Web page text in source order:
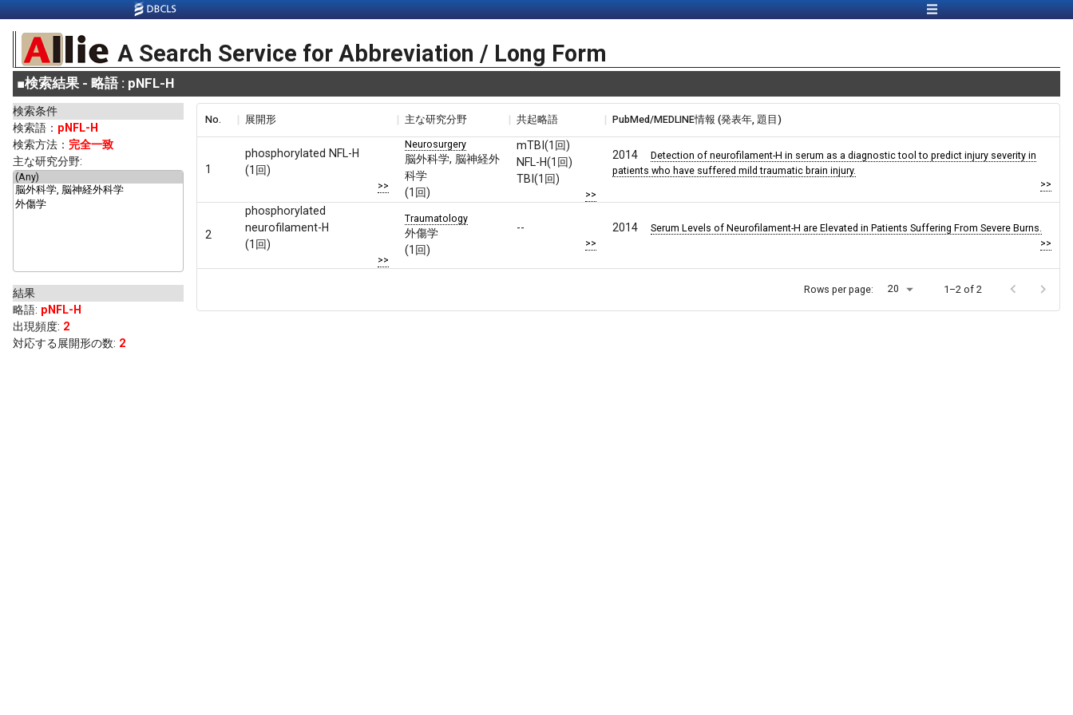
A Search Service for Abbreviation / Long Form
■検索結果 - 略語 : pNFL-H
検索条件
検索語： pNFL-H
検索方法： 完全一致
主な研究分野:
結果
略語: pNFL-H
出現頻度: 2
対応する展開形の数: 2
No. 展開形 主な研究分野 共起略語 PubMed/MEDLINE情報 (発表年, 題目)
1
phosphorylated NFL-H
(1回)
>>
Neurosurgery
脳外科学, 脳神経外
科学
(1回)
mTBI(1回)
NFL-H(1回)
TBI(1回)
>>
2014
Detection of neurofilament-H in serum as a diagnostic tool to predict injury severity in
patients who have suffered mild traumatic brain injury.
>>
2
phosphorylated
neurofilament-H
(1回)
>>
Traumatology
外傷学
(1回)
--
>>
2014
Serum Levels of Neurofilament-H are Elevated in Patients Suffering From Severe Burns.
>>
Rows per page: 20 1–2 of 2